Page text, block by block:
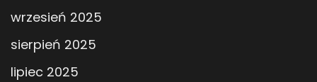
wrzesień 2025
sierpień 2025
lipiec 2025